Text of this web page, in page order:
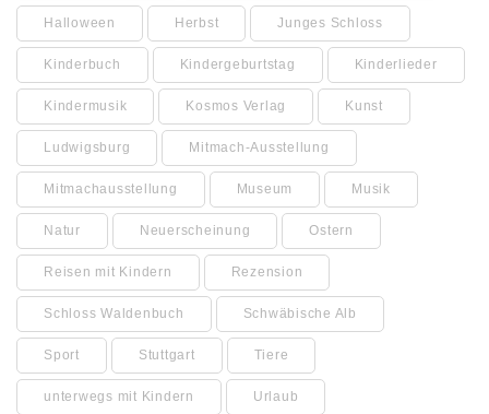
Halloween Herbst Junges Schloss
Kinderbuch Kindergeburtstag Kinderlieder
Kindermusik Kosmos Verlag Kunst
Ludwigsburg Mitmach-Ausstellung
Mitmachausstellung Museum Musik
Natur Neuerscheinung Ostern
Reisen mit Kindern Rezension
Schloss Waldenbuch Schwäbische Alb
Sport Stuttgart Tiere
unterwegs mit Kindern Urlaub